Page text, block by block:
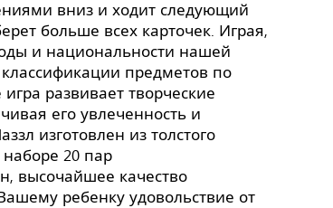
вниз и ходит следующий
больше всех карточек. Играя,
и национальности нашей
предметов по
развивает творческие
его увлеченность и
изготовлен из толстого
наборе 20 пар
высочайшее качество
ребенку удовольствие от